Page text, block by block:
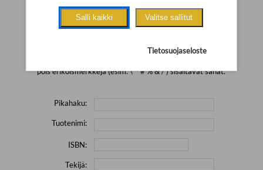
Tarkennettu haku
pois erikoismerkkejä (esim. \' " # % & / ) sisältävät sanat.
Pikahaku:
Tuotenimi:
ISBN:
Tekijä:
Salli kaikki Valitse sallitut
Tietosuojaseloste